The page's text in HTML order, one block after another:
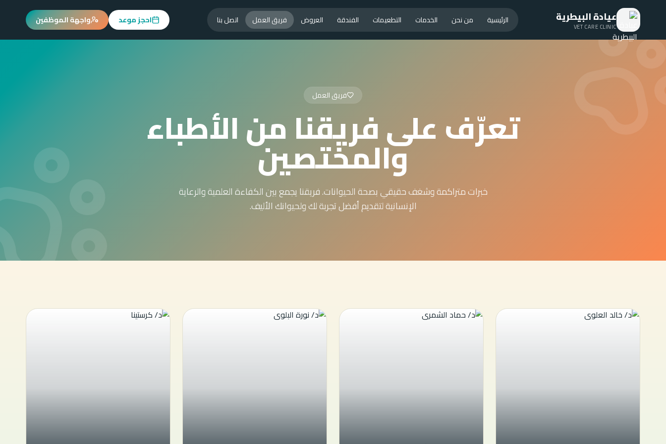
عيادة البيطرية
VET CARE CLINIC
الرئيسية من نحن الخدمات التطعيمات الفندقة العروض فريق العمل اتصل بنا احجز موعد واجهة الموظفين
فريق العمل
تعرّف على فريقنا من الأطباء
والمختصين
خبرات متراكمة وشغف حقيقي بصحة الحيوانات. فريقنا يجمع بين الكفاءة العلمية والرعاية
الإنسانية لتقديم أفضل تجربة لك ولحيوانك الأليف.